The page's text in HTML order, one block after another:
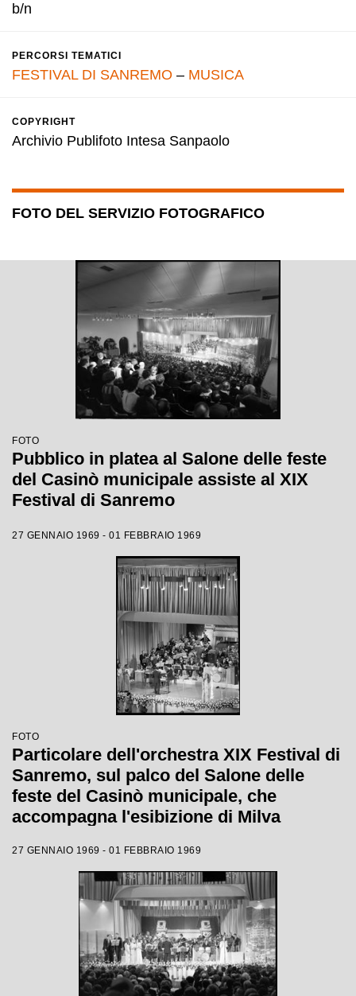
b/n
PERCORSI TEMATICI
FESTIVAL DI SANREMO – MUSICA
COPYRIGHT
Archivio Publifoto Intesa Sanpaolo
FOTO DEL SERVIZIO FOTOGRAFICO
FOTO
Pubblico in platea al Salone delle feste
del Casinò municipale assiste al XIX
Festival di Sanremo
27 GENNAIO 1969 - 01 FEBBRAIO 1969
FOTO
Particolare dell'orchestra XIX Festival di
Sanremo, sul palco del Salone delle
feste del Casinò municipale, che
accompagna l'esibizione di Milva
27 GENNAIO 1969 - 01 FEBBRAIO 1969